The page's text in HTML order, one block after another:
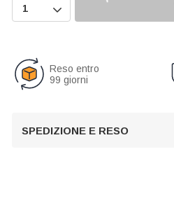

Reso entro
99 giorni
SPEDIZIONE E RESO